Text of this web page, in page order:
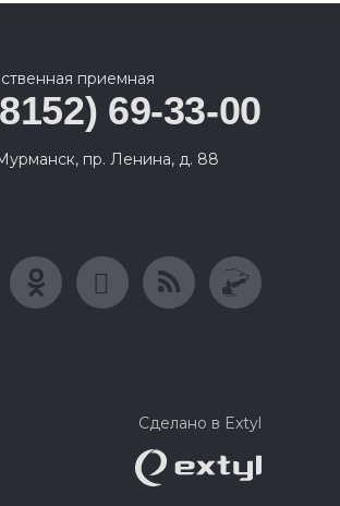
приемная
69-33-00
пр. Ленина, д. 88
Сделано в Extyl